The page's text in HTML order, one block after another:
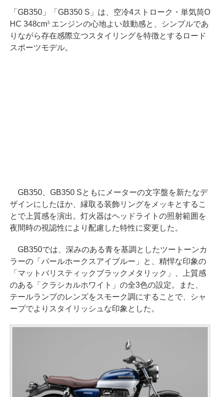
「GB350」「GB350 S」は、空冷4ストローク・単気筒O
HC 348cm3エンジンの心地よい鼓動感と、シンプルであ
りながら存在感際立つスタイリングを特徴とするロード
スポーツモデル。
GB350、GB350 Sともにメーターの文字盤を新たなデ
ザインにしたほか、縁取る装飾リングをメッキとするこ
とで上質感を演出。灯火器はヘッドライトの照射範囲を
夜間時の視認性により配慮した特性に変更した。
GB350では、深みのある青を基調としたツートーンカ
ラーの「パールホークスアイブルー」と、精悍な印象の
「マットバリスティックブラックメタリック」、上質感
のある「クラシカルホワイト」の全3色の設定。また、
テールランプのレンズをスモーク調にすることで、シャ
ープでよりスタイリッシュな印象とした。